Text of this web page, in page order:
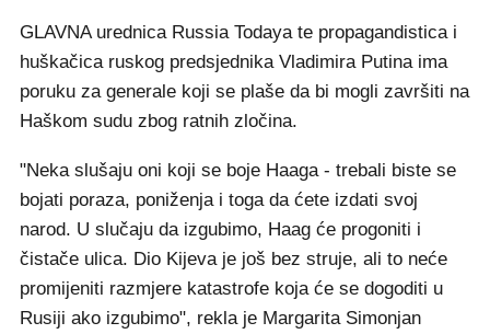
GLAVNA urednica Russia Todaya te propagandistica i
huškačica ruskog predsjednika Vladimira Putina ima
poruku za generale koji se plaše da bi mogli završiti na
Haškom sudu zbog ratnih zločina.
"Neka slušaju oni koji se boje Haaga - trebali biste se
bojati poraza, poniženja i toga da ćete izdati svoj
narod. U slučaju da izgubimo, Haag će progoniti i
čistače ulica. Dio Kijeva je još bez struje, ali to neće
promijeniti razmjere katastrofe koja će se dogoditi u
Rusiji ako izgubimo", rekla je Margarita Simonjan